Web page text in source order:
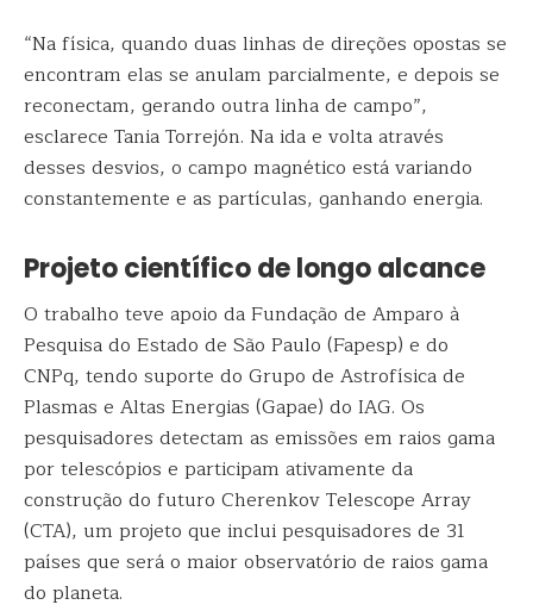
“Na física, quando duas linhas de direções opostas se
encontram elas se anulam parcialmente, e depois se
reconectam, gerando outra linha de campo”,
esclarece Tania Torrejón. Na ida e volta através
desses desvios, o campo magnético está variando
constantemente e as partículas, ganhando energia.
Projeto científico de longo alcance
O trabalho teve apoio da Fundação de Amparo à
Pesquisa do Estado de São Paulo (Fapesp) e do
CNPq, tendo suporte do Grupo de Astrofísica de
Plasmas e Altas Energias (Gapae) do IAG. Os
pesquisadores detectam as emissões em raios gama
por telescópios e participam ativamente da
construção do futuro Cherenkov Telescope Array
(CTA), um projeto que inclui pesquisadores de 31
países que será o maior observatório de raios gama
do planeta.